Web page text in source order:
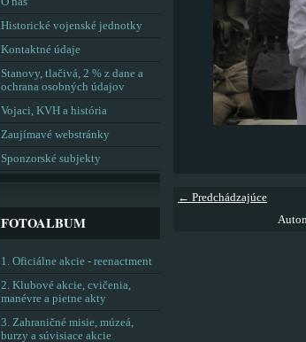
← Predchádzajúce
Historické vojenské jednotky
Kontaktné údaje
Stanovy, tlačivá, 2 % z dane a
ochrana osobných údajov
Vojaci, KVH a história
Zaujímavé webstránky
Sponzorské subjekty
FOTOALBUM
1. Oficiálne akcie - reenactment
2. Klubové akcie, cvičenia,
manévre a pietne akty
3. Zahraničné misie, múzeá,
burzy a súvisiace akcie